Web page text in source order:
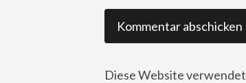
Diese Website